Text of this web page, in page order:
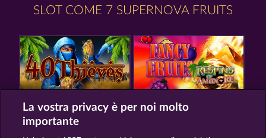
SLOT COME 7 SUPERNOVA FRUITS
40 THIEVES FANCY FRUITS ROAR
La vostra privacy è per noi molto
importante